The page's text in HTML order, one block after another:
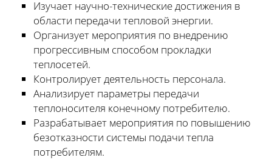
Изучает научно-технические достижения в
области передачи тепловой энергии.
Организует мероприятия по внедрению
прогрессивным способом прокладки
теплосетей.
Контролирует деятельность персонала.
Анализирует параметры передачи
теплоносителя конечному потребителю.
Разрабатывает мероприятия по повышению
безотказности системы подачи тепла
потребителям.